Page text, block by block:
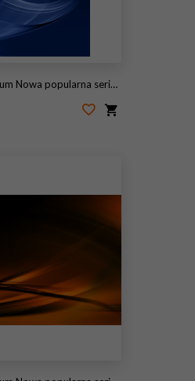
popularna seria. Nice Design